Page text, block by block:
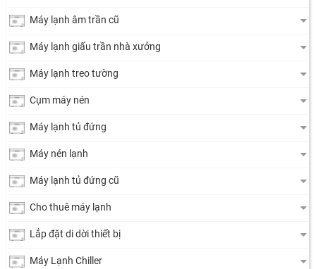
Máy lạnh âm trần cũ
Máy lạnh giấu trần nhà xưởng
Máy lạnh treo tường
Cụm máy nén
Máy lạnh tủ đứng
Máy nén lạnh
Máy lạnh tủ đứng cũ
Cho thuê máy lạnh
Lắp đặt di dời thiết bị
Máy Lạnh Chiller